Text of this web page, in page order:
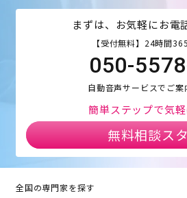
まずは、お気軽にお電
【受付無料】24時間
050-
自動音声サービスでご案
簡単ステップで気
無料相談ス
全国の専門家を探す